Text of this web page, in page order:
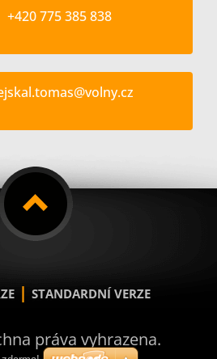
+420 775 385 838
.tomas@volny.cz
| STANDARDNÍ VERZE
práva vyhrazena.